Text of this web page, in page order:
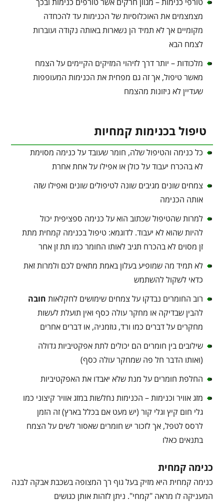
מצמצמים את האוכלוסיות של הכנימות עד להכחדה
מקומיים אך לא תמיד הן נשארות באותה נקודה ועוברות
לצמח הבא
מלכודות – יותר דרך לזיהוי המזיקים הקיימים על הצמח
מאשר טיפול, אך זה גם מפחית את הכנימות המעופפות
שעדיין לא ניזונות מהצמח
טיפול בכנימות קמחיות
כל כנימה והטיפול שלה, חומר שעובד על כנימה מסוימת
לא בהכרח יעבוד על כולן או אפילו על אחת אחרת
צמחים שונים מגיבים שונה לטיפולים שונים ואפילו שזה
אותה הכנימה
למרות שהטיפול שכתוב הוא על כנימה ספציפית יכול
להיות שהוא לא יעבוד. לדוגמא: טיפול בכנימה קמחית מתת
זן מסוים לא בהכרח תגיב לאותו החומר כמו תת זן אחר
לא תמיד מה שמופיע בעלון באמת מתאים לכם ולמרות זאת
כדאי לשקול להשתמש
רוב החומרים נבדקו על צמחים שימושים לחקלאות חובה
להבין שבדיקה או מחקר עולה כסף ואין תועלת לעשות
מחקרים על דברים כמו ורד, גוזמניה, או דברים אחרים
שילובים בין חומרים הם יכולים לתת אפקטיביות גדולה
(ואותו הדבר חל פה שמחקר עולה כסף)
החלפת חומרים על מנת שלא יאבדו את האפקטיביות
מזג אוויר וכנימות – הכנימות נחלשות במזג אוויר קיצוני כמו
גלי חום קיץ וגלי קור (יש מעט אם בכלל בארץ) זה הזמן
לרסס לטפל, אך לזכור יש חומרים שאסור לשים על הצמח
בתנאים כאלו
כנימה קמחית
כנימה קמחית היא מזיק בעל גוף רך המצופה בשכבת אבקה לבנה
המעניקה לו מראה "קמחי". ניתן לזהות אותן כגושים